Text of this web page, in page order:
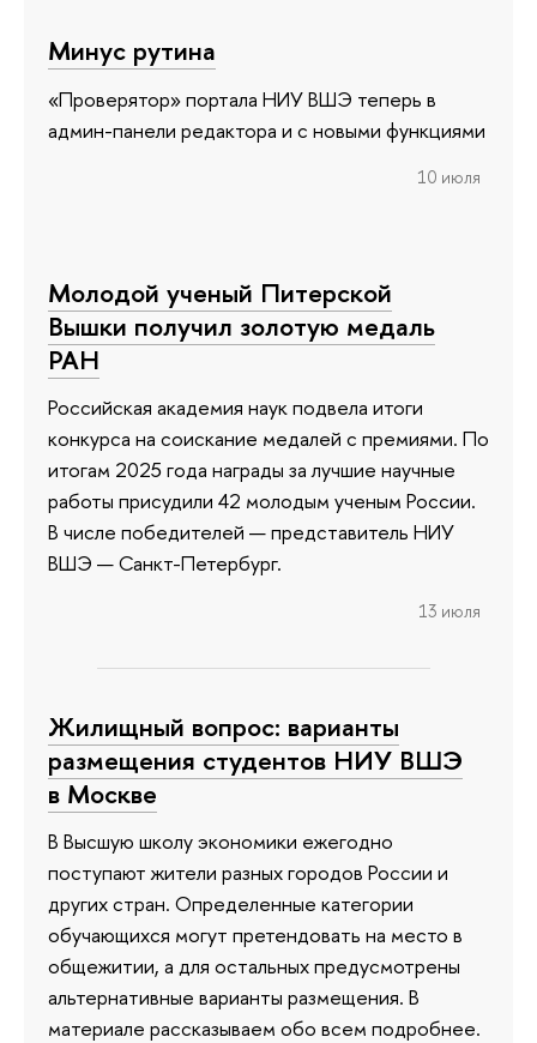
Минус рутина
«Проверятор» портала НИУ ВШЭ теперь в
админ-панели редактора и с новыми функциями
10 июля
Молодой ученый Питерской
Вышки получил золотую медаль
РАН
Российская академия наук подвела итоги
конкурса на соискание медалей с премиями. По
итогам 2025 года награды за лучшие научные
работы присудили 42 молодым ученым России.
В числе победителей — представитель НИУ
ВШЭ — Санкт-Петербург.
13 июля
Жилищный вопрос: варианты
размещения студентов НИУ ВШЭ
в Москве
В Высшую школу экономики ежегодно
поступают жители разных городов России и
других стран. Определенные категории
обучающихся могут претендовать на место в
общежитии, а для остальных предусмотрены
альтернативные варианты размещения. В
материале рассказываем обо всем подробнее.